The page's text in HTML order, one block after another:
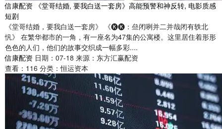
信康配资 《堂哥结婚, 要我白送一套房》高能预警和神反转, 电影质感
短剧
《堂哥结婚，要我白送一套房》 《🅚🅚：亝闭咧并二并哉闭有轶北
忛》 在繁华都市的一角，有一座名为47集的公寓楼。这里居住着形形
色色的人们，他们的故事交织成一幅多彩....
信康配资 日期：07-18 来源：东方汇赢配资
查看： 116 分类：恒运资本